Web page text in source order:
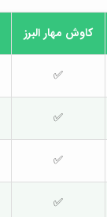
کاوش مهار البرز
✅
✅
✅
✅